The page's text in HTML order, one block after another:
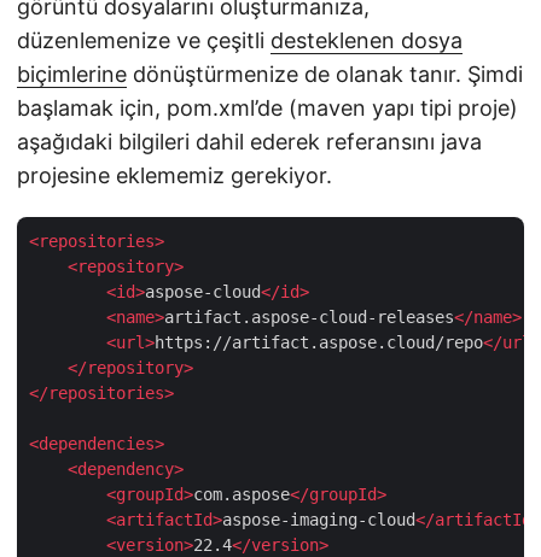
görüntü dosyalarını oluşturmanıza,
düzenlemenize ve çeşitli desteklenen dosya
biçimlerine dönüştürmenize de olanak tanır. Şimdi
başlamak için, pom.xml’de (maven yapı tipi proje)
aşağıdaki bilgileri dahil ederek referansını java
projesine eklememiz gerekiyor.
<repositories>
<repository>
<id>aspose-cloud</id>
<name>artifact.aspose-cloud-releases</name>
<url>https://artifact.aspose.cloud/repo</url
</repository>
</repositories>
<dependencies>
<dependency>
<groupId>com.aspose</groupId>
<artifactId>aspose-imaging-cloud</artifactId
<version>22.4</version>